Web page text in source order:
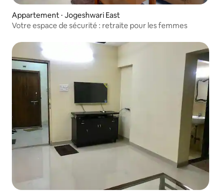
Appartement ⋅ Jogeshwari East
Votre espace de sécurité : retraite pour les femmes